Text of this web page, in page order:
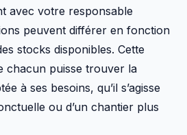
avec votre responsable
peuvent différer en fonction
stocks disponibles. Cette
chacun puisse trouver la
à ses besoins, qu’il s’agisse
ou d’un chantier plus